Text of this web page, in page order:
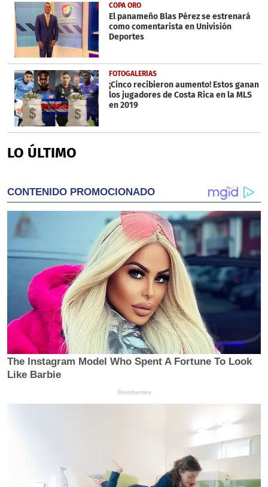
COPA ORO
El panameño Blas Pérez se estrenará
como comentarista en Univisión
Deportes
FOTOGALERÍAS
¡Cinco recibieron aumento! Estos ganan
los jugadores de Costa Rica en la MLS
en 2019
LO ÚLTIMO